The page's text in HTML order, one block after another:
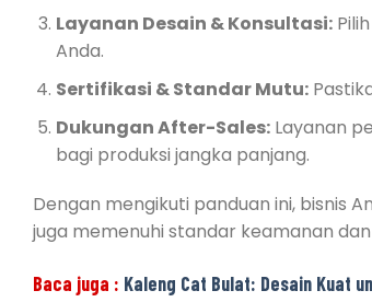
Layanan Desain & Konsultasi:
Anda.
Sertifikasi & Standar Mutu:
Dukungan After-Sales:Layanan
bagi produksi jangka panjang.
Dengan mengikuti panduan ini, bisnis
juga memenuhi standar keamanan
Baca juga : Kaleng Cat Bulat: Desain Kuat